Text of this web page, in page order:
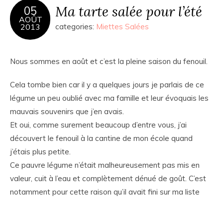
05
AOÛT
2013
Ma tarte salée pour l’été
categories: Miettes Salées
Nous sommes en août et c’est la pleine saison du fenouil.
Cela tombe bien car il y a quelques jours je parlais de ce
légume un peu oublié avec ma famille et leur évoquais les
mauvais souvenirs que j’en avais.
Et oui, comme surement beaucoup d’entre vous, j’ai
découvert le fenouil à la cantine de mon école quand
j’étais plus petite.
Ce pauvre légume n’était malheureusement pas mis en
valeur, cuit à l’eau et complètement dénué de goût. C’est
notamment pour cette raison qu’il avait fini sur ma liste